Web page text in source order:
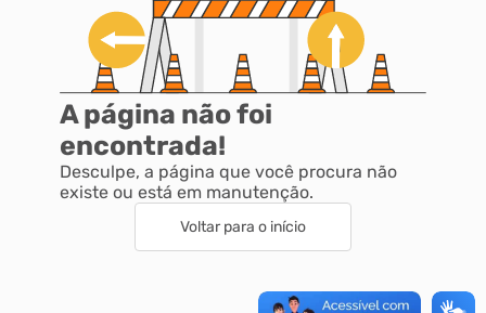
A página não foi
encontrada!
Desculpe, a página que você procura não
existe ou está em manutenção.
Voltar para o início